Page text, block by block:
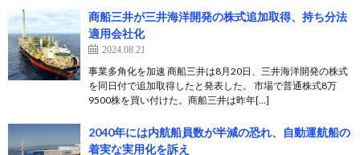
商船三井が三井海洋開発の株式追加取得、持ち分法
適用会社化
2024.08.21
事業多角化を加速 商船三井は8月20日、三井海洋開発の株式
を同日付で追加取得したと発表した。 市場で普通株式8万
9500株を買い付けた。商船三井は昨年[…]
2040年には内航船員数が半減の恐れ、自動運航船の
着実な実用化を訴え